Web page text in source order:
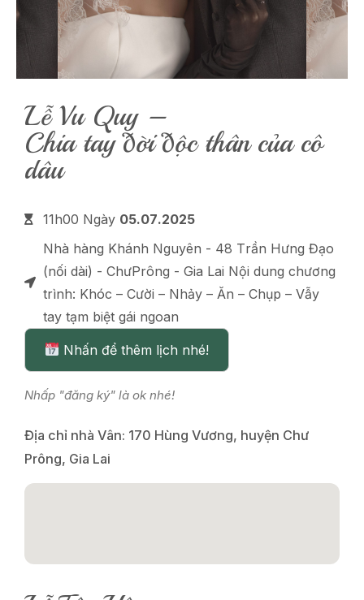
Lễ Vu Quy –
Chia tay đời độc thân của cô
dâu
11h00 Ngày 05.07.2025
Nhà hàng Khánh Nguyên - 48 Trần Hưng Đạo
(nối dài) - ChưPrông - Gia Lai Nội dung chương
trình: Khóc – Cười – Nhảy – Ăn – Chụp – Vẫy
tay tạm biệt gái ngoan
Nhấn để thêm lịch nhé!
Nhấp "đăng ký" là ok nhé!
Địa chỉ nhà Vân: 170 Hùng Vương, huyện Chư
Prông, Gia Lai